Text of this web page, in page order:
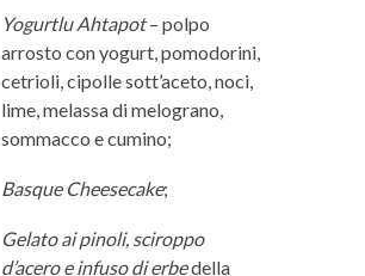
Yogurtlu Ahtapot– polpo
arrosto con yogurt, pomodorini,
cetrioli, cipolle sott’aceto, noci,
lime, melassa di melograno,
sommacco e cumino;
Basque Cheesecake;
Gelato ai pinoli, sciroppo
d’acero e infuso di erbedella